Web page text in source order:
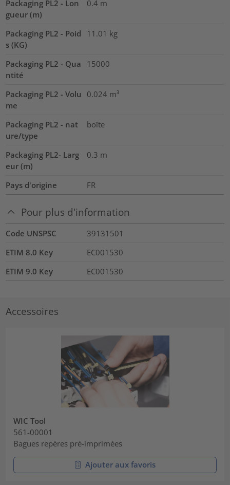
Packaging PL2 - Lon
gueur (m)
0.4 m
Packaging PL2 - Poid
s (KG)
11.01 kg
Packaging PL2 - Qua
ntité
15000
Packaging PL2 - Volu
me
0.024 m³
Packaging PL2 - nat
ure/type
boîte
Packaging PL2- Larg
eur (m)
0.3 m
Pays d'origine FR
Pour plus d'information
Code UNSPSC
39131501
ETIM 8.0 Key
EC001530
ETIM 9.0 Key
EC001530
Accessoires
WIC Tool
561-00001
Bagues repères pré-imprimées
Ajouter aux favoris